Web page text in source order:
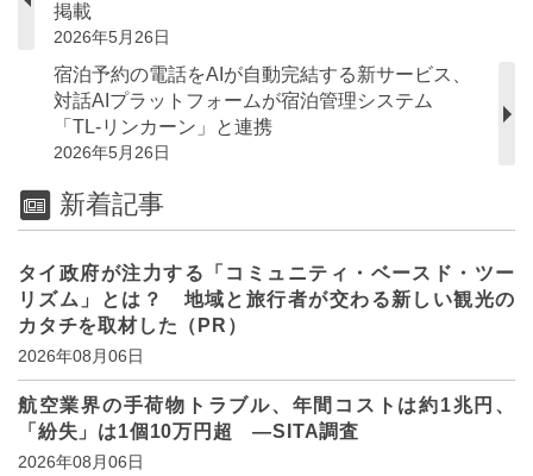
掲載
2026年5月26日
宿泊予約の電話をAIが自動完結する新サービス、
対話AIプラットフォームが宿泊管理システム
「TL-リンカーン」と連携
2026年5月26日
新着記事
タイ政府が注力する「コミュニティ・ベースド・ツー
リズム」とは？ 地域と旅行者が交わる新しい観光の
カタチを取材した（PR）
2026年08月06日
航空業界の手荷物トラブル、年間コストは約1兆円、
「紛失」は1個10万円超 ―SITA調査
2026年08月06日